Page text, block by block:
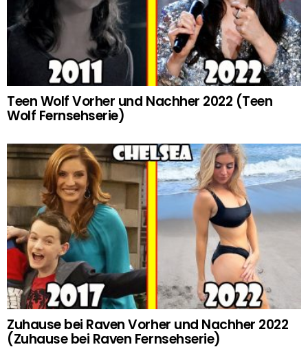
Teen Wolf Vorher und Nachher 2022 (Teen
Wolf Fernsehserie)
Zuhause bei Raven Vorher und Nachher 2022
(Zuhause bei Raven Fernsehserie)